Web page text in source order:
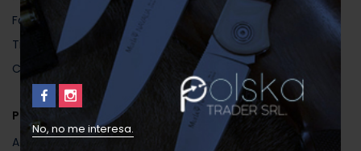
No, no me interesa.
Favoritos
Tienda
Completar Compra
Productos
Accesorios